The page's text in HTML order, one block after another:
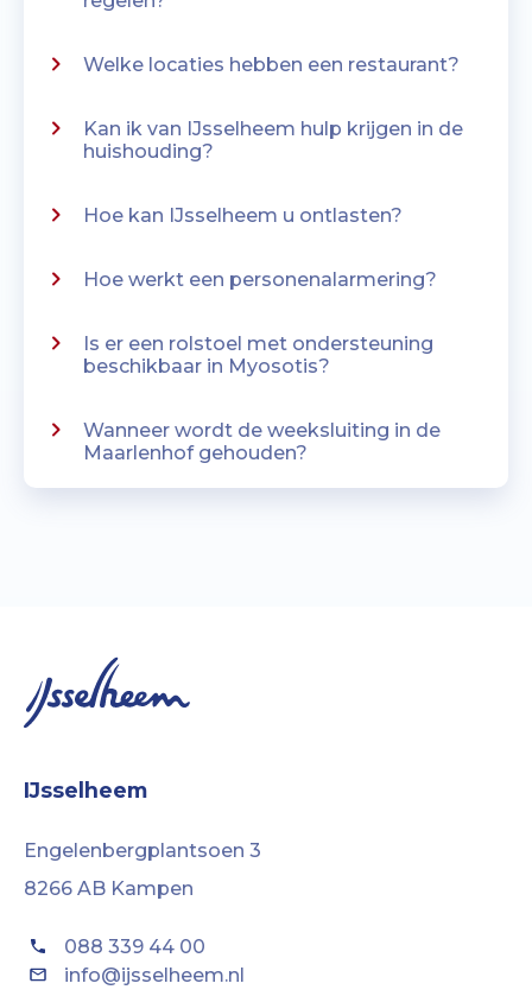
Welke locaties hebben een restaurant?
Kan ik van IJsselheem hulp krijgen in de
huishouding?
Hoe kan IJsselheem u ontlasten?
Hoe werkt een personenalarmering?
Is er een rolstoel met ondersteuning
beschikbaar in Myosotis?
Wanneer wordt de weeksluiting in de
Maarlenhof gehouden?
IJsselheem
Engelenbergplantsoen 3
8266 AB Kampen
088 339 44 00
info@ijsselheem.nl